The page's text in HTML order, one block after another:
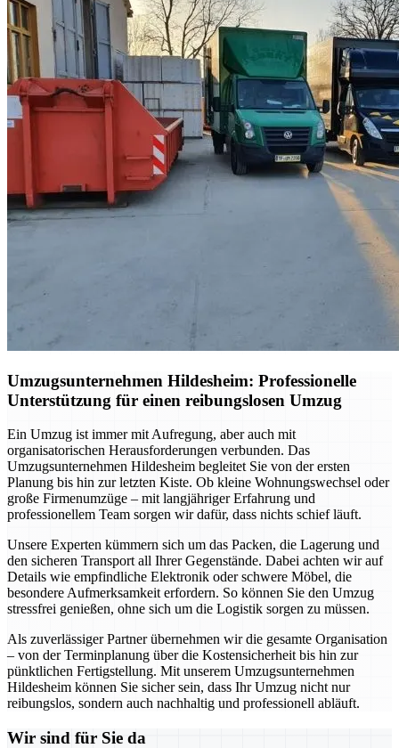
Umzugsunternehmen Hildesheim: Professionelle
Unterstützung für einen reibungslosen Umzug
Ein Umzug ist immer mit Aufregung, aber auch mit
organisatorischen Herausforderungen verbunden. Das
Umzugsunternehmen Hildesheim begleitet Sie von der ersten
Planung bis hin zur letzten Kiste. Ob kleine Wohnungswechsel oder
große Firmenumzüge – mit langjähriger Erfahrung und
professionellem Team sorgen wir dafür, dass nichts schief läuft.
Unsere Experten kümmern sich um das Packen, die Lagerung und
den sicheren Transport all Ihrer Gegenstände. Dabei achten wir auf
Details wie empfindliche Elektronik oder schwere Möbel, die
besondere Aufmerksamkeit erfordern. So können Sie den Umzug
stressfrei genießen, ohne sich um die Logistik sorgen zu müssen.
Als zuverlässiger Partner übernehmen wir die gesamte Organisation
– von der Terminplanung über die Kostensicherheit bis hin zur
pünktlichen Fertigstellung. Mit unserem Umzugsunternehmen
Hildesheim können Sie sicher sein, dass Ihr Umzug nicht nur
reibungslos, sondern auch nachhaltig und professionell abläuft.
Wir sind für Sie da